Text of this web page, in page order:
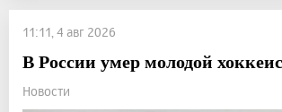
11:11, 4 авг 2026
В России умер молодой
Новости